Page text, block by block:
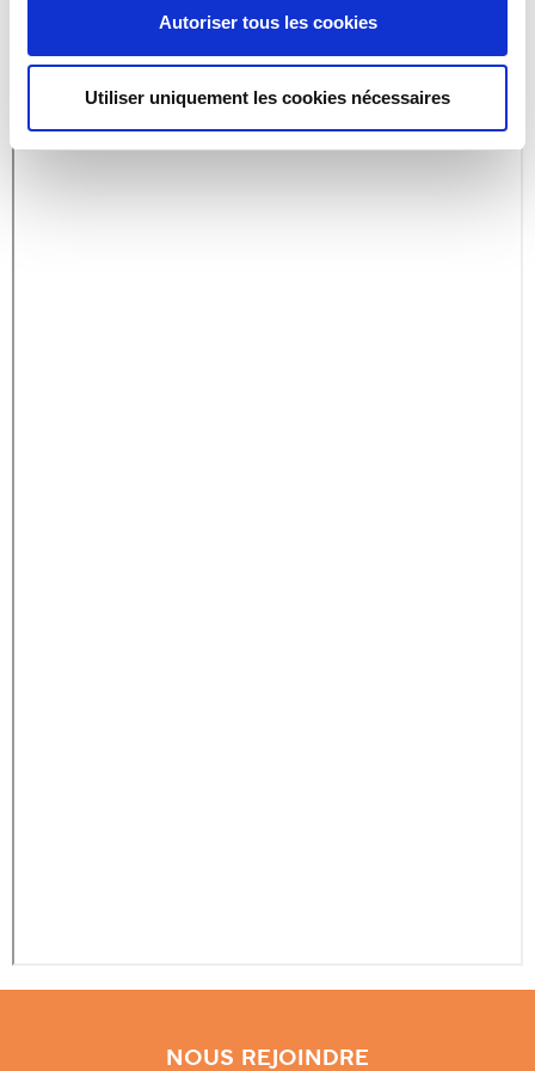
Autoriser tous les cookies
Utiliser uniquement les cookies nécessaires
NOUS REJOINDRE